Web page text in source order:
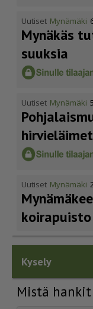
Uutiset Mynämäki
Mynäkäs
suuksia
Uutiset Mynämäki
Uutiset Mynämäki
koirapuisto
Kysely
Mistä hankit